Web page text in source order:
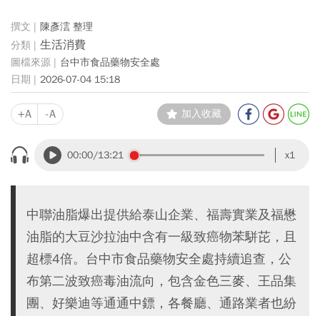
陳彥澐 整理
生活消費
台中市食品藥物安全處
2026-07-04 15:18
+A -A 加入收藏
00:00/13:21 x1
中聯油脂爆出提供給泰山企業、福壽實業及福懋
油脂的大豆沙拉油中含有一級致癌物苯駢芘，且
超標4倍。台中市食品藥物安全處持續追查，公
布第二波致癌毒油流向，包含金色三麥、王品集
團、好樂迪等通通中鏢，各餐廳、通路業者也紛